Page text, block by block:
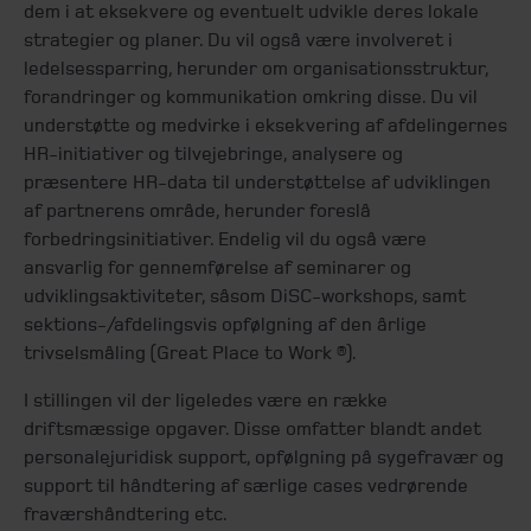
dem i at eksekvere og eventuelt udvikle deres lokale
strategier og planer. Du vil også være involveret i
ledelsessparring, herunder om organisationsstruktur,
forandringer og kommunikation omkring disse. Du vil
understøtte og medvirke i eksekvering af afdelingernes
HR-initiativer og tilvejebringe, analysere og
præsentere HR-data til understøttelse af udviklingen
af partnerens område, herunder foreslå
forbedringsinitiativer. Endelig vil du også være
ansvarlig for gennemførelse af seminarer og
udviklingsaktiviteter, såsom DiSC-workshops, samt
sektions-/afdelingsvis opfølgning af den årlige
trivselsmåling (Great Place to Work ®).
I stillingen vil der ligeledes være en række
driftsmæssige opgaver. Disse omfatter blandt andet
personalejuridisk support, opfølgning på sygefravær og
support til håndtering af særlige cases vedrørende
fraværshåndtering etc.